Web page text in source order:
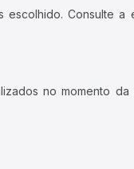
Consulte a
no momento